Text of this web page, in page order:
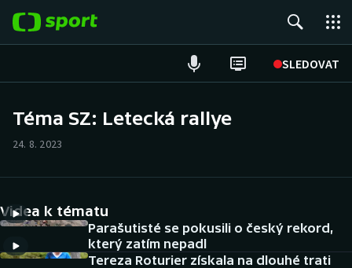
SLEDOVAT
Hokej
Tenis
Atletika
Cyklistika
Téma SZ: Letecká rallye
24. 8. 2023
Videa k tématu
Parašutisté se pokusili o český rekord,
který zatím nepadl
Tereza Roturier získala na dlouhé trati